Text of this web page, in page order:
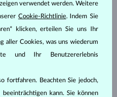
verwendet werden. Weitere
Cookie-Richtlinie. Indem Sie
klicken, erteilen Sie uns Ihr
aller Cookies, was uns wiederum
und Ihr Benutzererlebnis
fortfahren. Beachten Sie jedoch,
kann. Sie können